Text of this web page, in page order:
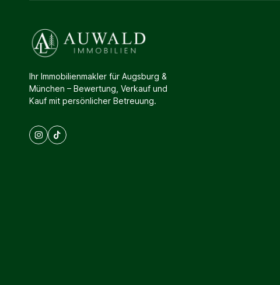
Ihr Immobilienmakler für Augsburg &
München – Bewertung, Verkauf und
Kauf mit persönlicher Betreuung.